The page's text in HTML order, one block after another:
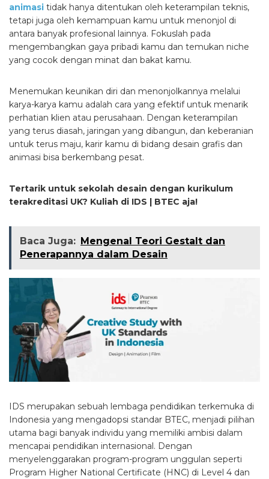
animasi tidak hanya ditentukan oleh keterampilan teknis,
tetapi juga oleh kemampuan kamu untuk menonjol di
antara banyak profesional lainnya. Fokuslah pada
mengembangkan gaya pribadi kamu dan temukan niche
yang cocok dengan minat dan bakat kamu.
Menemukan keunikan diri dan menonjolkannya melalui
karya-karya kamu adalah cara yang efektif untuk menarik
perhatian klien atau perusahaan. Dengan keterampilan
yang terus diasah, jaringan yang dibangun, dan keberanian
untuk terus maju, karir kamu di bidang desain grafis dan
animasi bisa berkembang pesat.
Tertarik untuk sekolah desain dengan kurikulum
terakreditasi UK? Kuliah di IDS | BTEC aja!
Baca Juga: Mengenal Teori Gestalt dan
Penerapannya dalam Desain
IDS merupakan sebuah lembaga pendidikan terkemuka di
Indonesia yang mengadopsi standar BTEC, menjadi pilihan
utama bagi banyak individu yang memiliki ambisi dalam
mencapai pendidikan internasional. Dengan
menyelenggarakan program-program unggulan seperti
Program Higher National Certificate (HNC) di Level 4 dan